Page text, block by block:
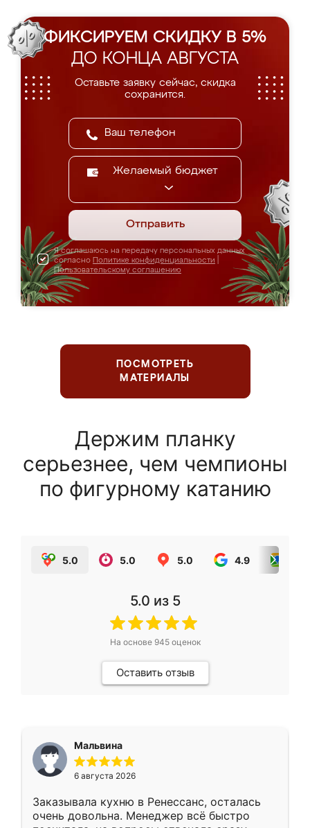
ФИКСИРУЕМ СКИДКУ В 5%
ДО КОНЦА АВГУСТА
Оставьте заявку сейчас, скидка
сохранится.
Желаемый бюджет
Отправить
Я соглашаюсь на передачу персональных данных
согласно Политике конфиденциальности
Пользовательскому соглашению
ПОСМОТРЕТЬ
МАТЕРИАЛЫ
Держим планку
серьезнее, чем чемпионы
по фигурному катанию
5.0 5.0 5.0 4.9
5.0 из 5
На основе 945оценок
Оставить отзыв
Мальвина
6 августа 2026
Заказывала кухню в Ренессанс, осталась
очень довольна. Менеджер всё быстро